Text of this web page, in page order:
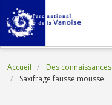
Aller au contenu principal
Fil d'Ariane
Accueil Des connaissances
Saxifrage fausse mousse